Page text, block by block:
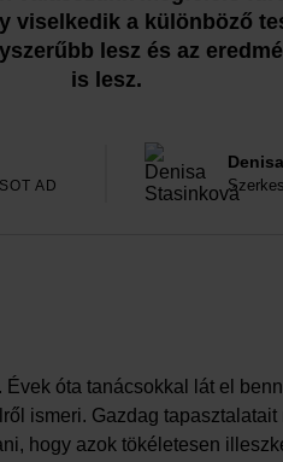
viselkedik a különböző
lesz és az
is lesz.
AD
óta tanácsokkal lát el
ismeri. Gazdag
hogy azok tökéletesen